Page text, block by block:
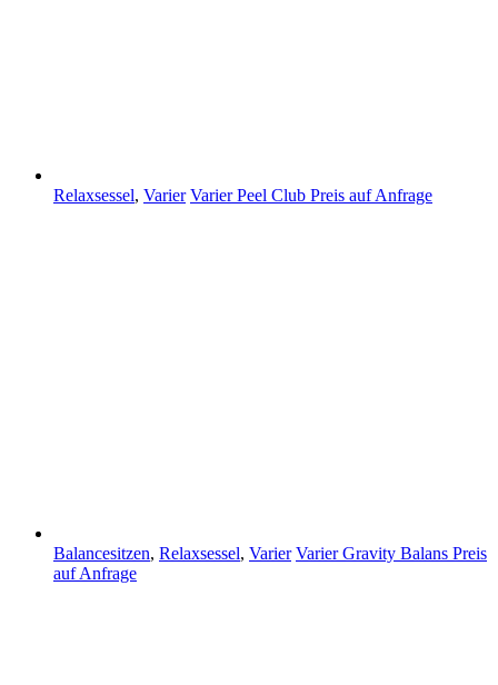
Relaxsessel, Varier Varier Peel Club Preis auf Anfrage
Balancesitzen, Relaxsessel, Varier Varier Gravity Balans Preis
auf Anfrage